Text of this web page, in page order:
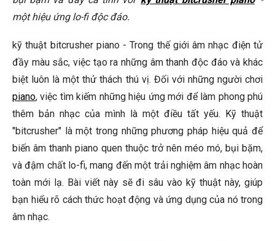
Làm thế nào để tránh việc bitcrusher làm cho âm thanh
trở nên quá tệ?
Có những plugin bitcrusher miễn phí nào tốt không?
🎹 Khám Phá Piano Đẳng Cấp Tại Elite Piano
Kết Luận
một hiệu ứng lo-fi độc đáo.
kỹ thuật bitcrusher piano - Trong thế giới âm nhạc điện tử
đầy màu sắc, việc tạo ra những âm thanh độc đáo và khác
biệt luôn là một thử thách thú vị. Đối với những người chơi
piano, việc tìm kiếm những hiệu ứng mới để làm phong phú
thêm bản nhạc của mình là một điều tất yếu. Kỹ thuật
"bitcrusher" là một trong những phương pháp hiệu quả để
biến âm thanh piano quen thuộc trở nên méo mó, bụi bặm,
và đậm chất lo-fi, mang đến một trải nghiệm âm nhạc hoàn
toàn mới lạ. Bài viết này sẽ đi sâu vào kỹ thuật này, giúp
bạn hiểu rõ cách thức hoạt động và ứng dụng của nó trong
âm nhạc.